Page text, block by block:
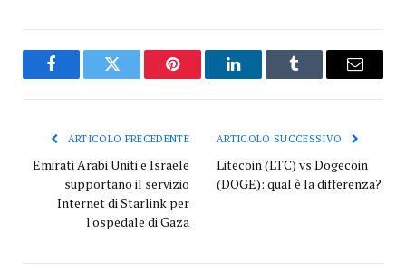
FacebookTwitter Pinterest LinkedInTumblr Email
ARTICOLO PRECEDENTE
Emirati Arabi Uniti e Israele
supportano il servizio
Internet di Starlink per
l'ospedale di Gaza
ARTICOLO SUCCESSIVO
Litecoin (LTC) vs Dogecoin
(DOGE): qual è la differenza?